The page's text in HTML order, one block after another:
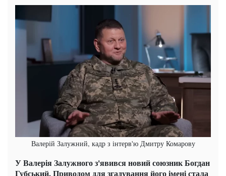
Валерій Залужний, кадр з інтерв'ю Дмитру Комарову
У Валерія Залужного з'явився новий союзник Богдан
Губський. Приводом для згадування його імені стала